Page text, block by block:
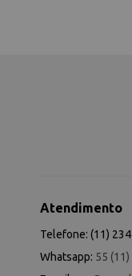
Atendimento
Telefone: (11)
Whatsapp: 55